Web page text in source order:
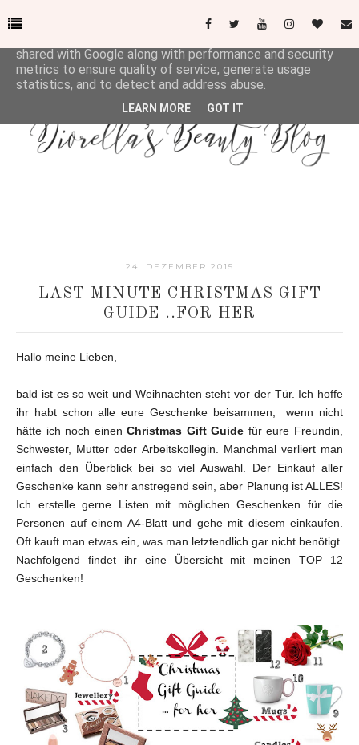
24. DEZEMBER 2015
LAST MINUTE CHRISTMAS GIFT
GUIDE ..FOR HER
Hallo meine Lieben,
bald ist es so weit und Weihnachten steht vor der Tür. Ich hoffe
ihr habt schon alle eure Geschenke beisammen, wenn nicht
hätte ich noch einenChristmas Gift Guide für eure Freundin,
Schwester, Mutter oder Arbeitskollegin. Manchmal verliert man
einfach den Überblick bei so viel Auswahl. Der Einkauf aller
Geschenke kann sehr anstregend sein, aber Planung ist ALLES!
Ich erstelle gerne Listen mit möglichen Geschenken für die
Personen auf einem A4-Blatt und gehe mit diesem einkaufen.
Oft kauft man etwas ein, was man letztendlich gar nicht benötigt.
Nachfolgend findet ihr eine Übersicht mit meinen TOP 12
Geschenken!
This site uses cookies from Google to deliver its services
shared with Google along with performance and security
metrics to ensure quality of service, generate usage
statistics, and to detect and address abuse.
LEARN MORE GOT IT